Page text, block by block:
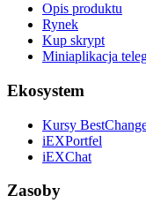
Opis produktu
Rynek
Kup skrypt
Miniaplikacja
Ekosystem
Kursy
iEXPortfel
iEXChat
Zasoby